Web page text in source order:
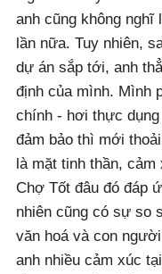
anh cũng không
lần nữa. Tuy nhiên,
dự án sắp tới, anh
định của mình. Mình
chính - hơi thực
đảm bảo thì mới
là mặt tinh thần,
Chợ Tốt đâu đó đáp
nhiên cũng có sự so
văn hoá và con
anh nhiều cảm xúc